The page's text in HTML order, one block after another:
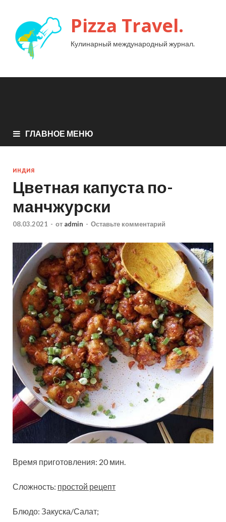
Pizza Travel.
Кулинарный международный журнал.
ГЛАВНОЕ МЕНЮ
ИНДИЯ
Цветная капуста по-
манчжурски
08.03.2021 - от admin - Оставьте комментарий
Время приготовления: 20 мин.
Сложность: простой рецепт
Блюдо: Закуска/Салат;